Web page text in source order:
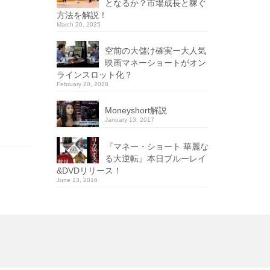
となるか？市場成長と稼ぐ
方法を解説！
March 20, 2025
空前の大儲け確実ー大人気
映画マネーショートがオン
ラインスロット化？
February 20, 2018
Moneyshort解説
January 13, 2017
『マネー・ショート 華麗な
る大逆転』本日ブルーレイ
&DVDリリース！
June 13, 2016